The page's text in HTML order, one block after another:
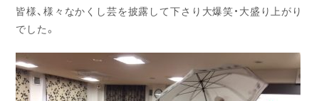
皆様、様々なかくし芸を披露して下さり大爆笑・大盛り上がり
でした。